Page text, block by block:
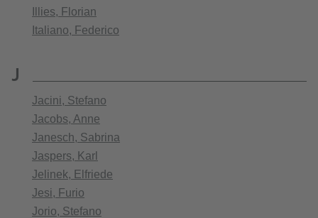
Illies, Florian
Italiano, Federico
J
Jacini, Stefano
Jacobs, Anne
Janesch, Sabrina
Jaspers, Karl
Jelinek, Elfriede
Jesi, Furio
Jorio, Stefano